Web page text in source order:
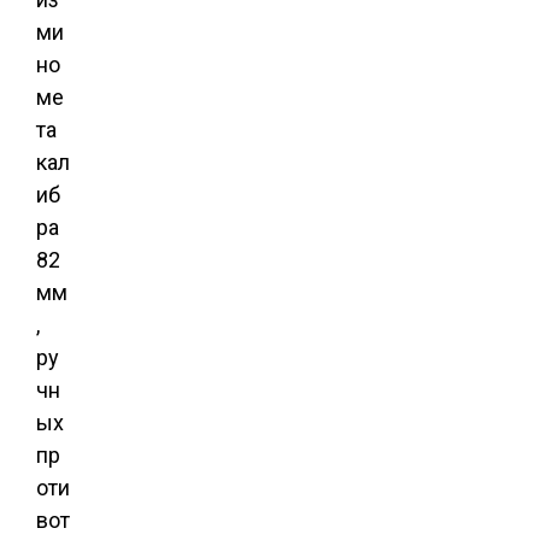
ми
но
ме
та
кал
иб
ра
82
мм
,
ру
чн
ых
пр
оти
вот